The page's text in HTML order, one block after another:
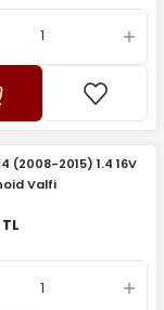
(2008-2015) 1.4 16V
Valfi